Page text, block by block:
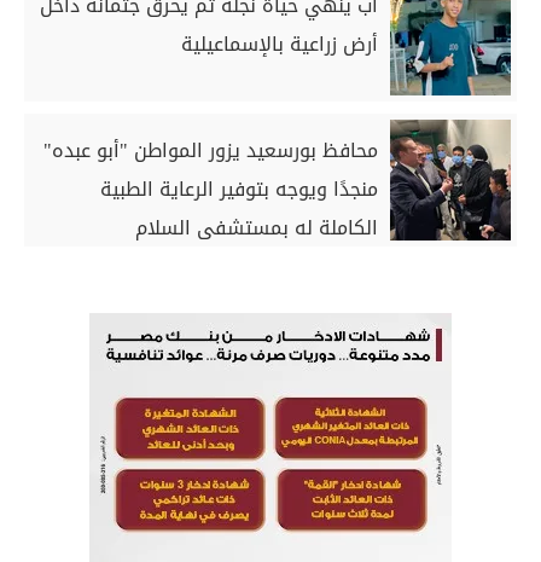
أرض زراعية بالإسماعيلية
محافظ بورسعيد يزور المواطن "أبو عبده"
منجدًا ويوجه بتوفير الرعاية الطبية
الكاملة له بمستشفى السلام